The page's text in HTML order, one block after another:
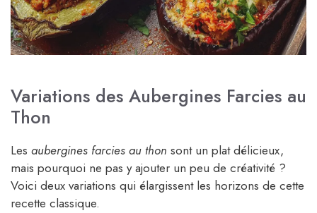
Variations des Aubergines Farcies au
Thon
Les aubergines farcies au thon sont un plat délicieux,
mais pourquoi ne pas y ajouter un peu de créativité ?
Voici deux variations qui élargissent les horizons de cette
recette classique.